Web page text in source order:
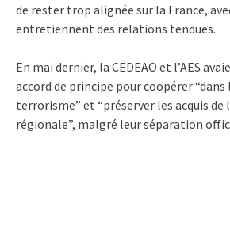
de rester trop alignée sur la France,
entretiennent des relations tendues.
En mai dernier, la CEDEAO et l’AES
accord de principe pour coopérer
terrorisme” et “préserver les acquis
régionale”, malgré leur séparation